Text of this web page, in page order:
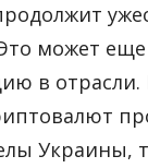
может
в отрасли.
Украины,